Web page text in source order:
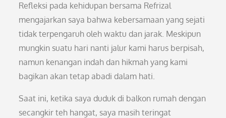
Refleksi pada kehidupan bersama Refrizal
mengajarkan saya bahwa kebersamaan yang sejati
tidak terpengaruh oleh waktu dan jarak. Meskipun
mungkin suatu hari nanti jalur kami harus berpisah,
namun kenangan indah dan hikmah yang kami
bagikan akan tetap abadi dalam hati.
Saat ini, ketika saya duduk di balkon rumah dengan
secangkir teh hangat, saya masih teringat